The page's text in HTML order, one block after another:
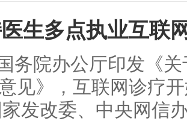
生多点执业互联
务院办公厅印发《
见》，互联网诊疗
发改委、中央网信